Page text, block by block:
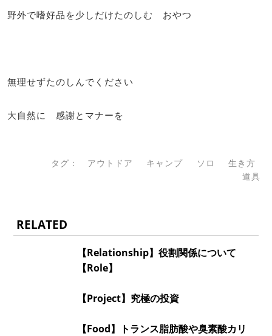
野外で嗜好品を少しだけたのしむ おやつ
無理せずたのしんでください
大自然に 感謝とマナーを
タグ： アウトドア キャンプ ソロ
生き方
道具
RELATED
【Relationship】役割関係について
【Role】
【Project】究極の投資
【Food】トランス脂肪酸や臭素酸カリ